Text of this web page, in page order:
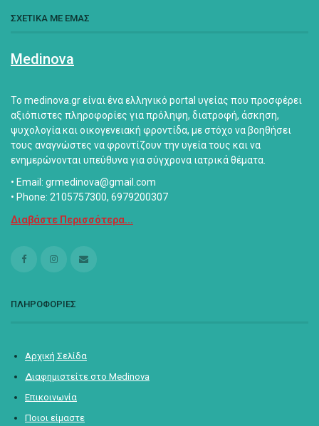
ΣΧΕΤΙΚΑ ΜΕ ΕΜΑΣ
Medinova
Το medinova.gr είναι ένα ελληνικό portal υγείας που προσφέρει
αξιόπιστες πληροφορίες για πρόληψη, διατροφή, άσκηση,
ψυχολογία και οικογενειακή φροντίδα, με στόχο να βοηθήσει
τους αναγνώστες να φροντίζουν την υγεία τους και να
ενημερώνονται υπεύθυνα για σύγχρονα ιατρικά θέματα.
• Email: grmedinova@gmail.com
• Phone: 2105757300, 6979200307
Διαβάστε Περισσότερα...
ΠΛΗΡΟΦΟΡΙΕΣ
Αρχική Σελίδα
Διαφημιστείτε στο Medinova
Επικοινωνία
Ποιοι είμαστε